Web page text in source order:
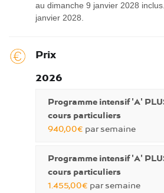
au dimanche 9 janvier 2028
janvier 2028.
Prix
2026
Programme intensif 'A'
cours particuliers
940,00€ par semaine
Programme intensif 'A'
cours particuliers
1.455,00€ par semaine